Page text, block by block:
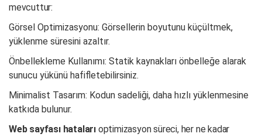
mevcuttur:
Görsel Optimizasyonu: Görsellerin boyutunu küçültmek,
yüklenme süresini azaltır.
Önbellekleme Kullanımı: Statik kaynakları önbelleğe alarak
sunucu yükünü hafifletebilirsiniz.
Minimalist Tasarım: Kodun sadeliği, daha hızlı yüklenmesine
katkıda bulunur.
Web sayfası hataları optimizasyon süreci, her ne kadar